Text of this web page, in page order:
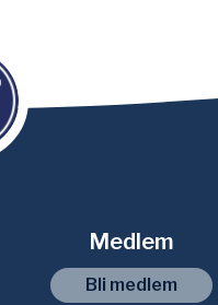
Medlem
Bli medlem